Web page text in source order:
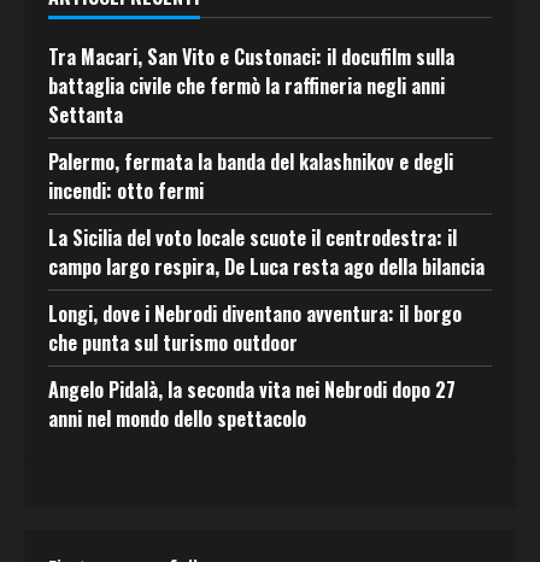
Tra Macari, San Vito e Custonaci: il docufilm sulla
battaglia civile che fermò la raffineria negli anni
Settanta
Palermo, fermata la banda del kalashnikov e degli
incendi: otto fermi
La Sicilia del voto locale scuote il centrodestra: il
campo largo respira, De Luca resta ago della bilancia
Longi, dove i Nebrodi diventano avventura: il borgo
che punta sul turismo outdoor
Angelo Pidalà, la seconda vita nei Nebrodi dopo 27
anni nel mondo dello spettacolo